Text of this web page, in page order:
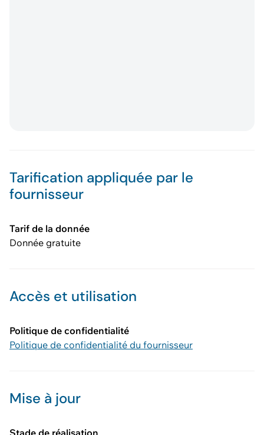
Tarification appliquée par le
fournisseur
Tarif de la donnée
Donnée gratuite
Accès et utilisation
Politique de confidentialité
Politique de confidentialité du fournisseur
Mise à jour
Stade de réalisation